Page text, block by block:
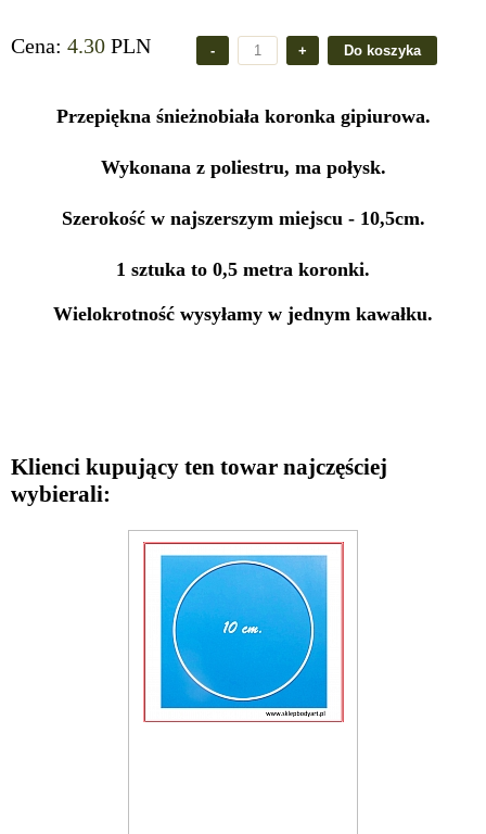
Cena: 4.30 PLN
Przepiękna śnieżnobiała koronka gipiurowa.
Wykonana z poliestru, ma połysk.
Szerokość w najszerszym miejscu - 10,5cm.
1 sztuka to 0,5 metra koronki.
Wielokrotność wysyłamy w jednym kawałku.
Klienci kupujący ten towar najczęściej
wybierali: